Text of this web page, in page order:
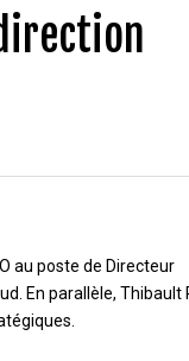
au poste de Directeur
En parallèle, Thibault